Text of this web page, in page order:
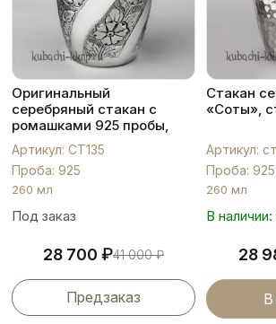
Оригинальный
серебряный стакан с
ромашками 925 пробы,
СТ135
Артикул: СТ135
Проба: 925
260 мл
Под заказ
28 700 ₽41 000₽
Предзаказ
Стакан
«Соты»,
Артикул:
Проба: 925
260 мл
В
28
В